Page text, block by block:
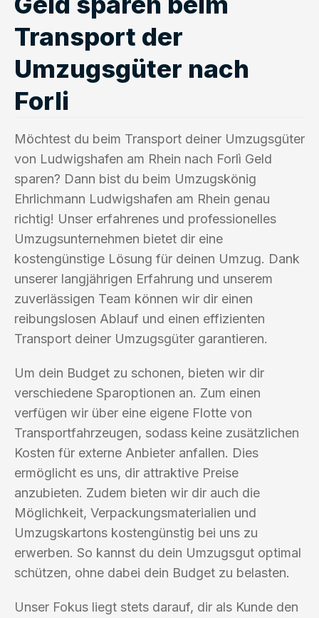
Transport der
Umzugsgüter nach
Forli
Möchtest du beim Transport deiner Umzugsgüter
von Ludwigshafen am Rhein nach Forlì Geld
sparen? Dann bist du beim Umzugskönig
Ehrlichmann Ludwigshafen am Rhein genau
richtig! Unser erfahrenes und professionelles
Umzugsunternehmen bietet dir eine
kostengünstige Lösung für deinen Umzug. Dank
unserer langjährigen Erfahrung und unserem
zuverlässigen Team können wir dir einen
reibungslosen Ablauf und einen effizienten
Transport deiner Umzugsgüter garantieren.
Um dein Budget zu schonen, bieten wir dir
verschiedene Sparoptionen an. Zum einen
verfügen wir über eine eigene Flotte von
Transportfahrzeugen, sodass keine zusätzlichen
Kosten für externe Anbieter anfallen. Dies
ermöglicht es uns, dir attraktive Preise
anzubieten. Zudem bieten wir dir auch die
Möglichkeit, Verpackungsmaterialien und
Umzugskartons kostengünstig bei uns zu
erwerben. So kannst du dein Umzugsgut optimal
schützen, ohne dabei dein Budget zu belasten.
Unser Fokus liegt stets darauf, dir als Kunde den